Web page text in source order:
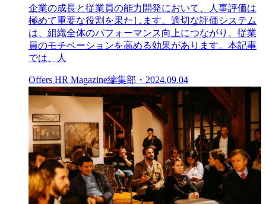
企業の成長と従業員の能力開発において、人事評価は
極めて重要な役割を果たします。適切な評価システム
は、組織全体のパフォーマンス向上につながり、従業
員のモチベーションを高める効果があります。本記事
では、人
Offers HR Magazine編集部 ・ 2024.09.04